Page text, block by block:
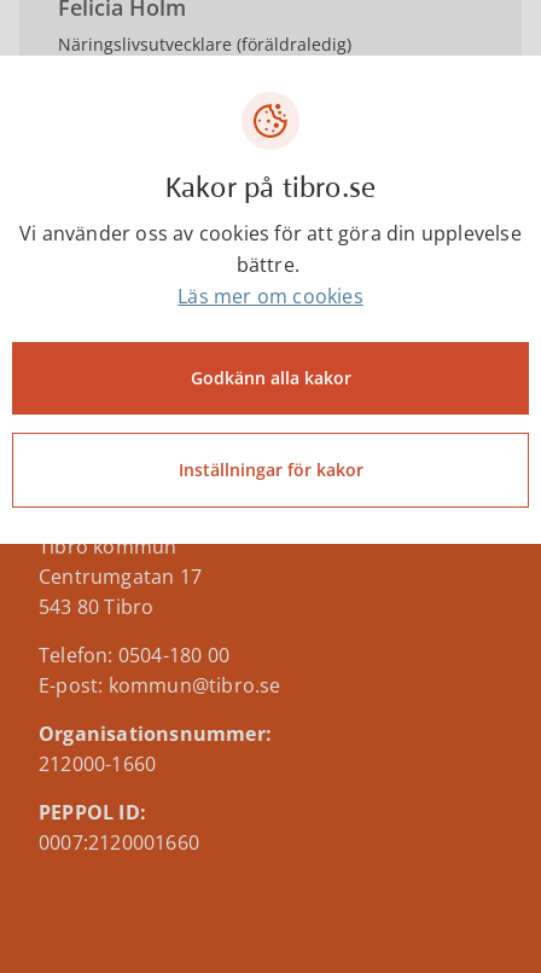
Felicia Holm
Näringslivsutvecklare (föräldraledig)
felicia.l.holm@tibro.se
1
25 juni 2025
Tibro kommun
Centrumgatan 17
543 80 Tibro
Telefon: 0504-180 00
E-post: kommun@tibro.se
Organisationsnummer:
212000-1660
PEPPOL ID:
0007:2120001660
Kakor på tibro.se
Vi använder oss av cookies för att göra din upplevelse
bättre.
Läs mer om cookies
Godkänn alla kakor
Inställningar för kakor